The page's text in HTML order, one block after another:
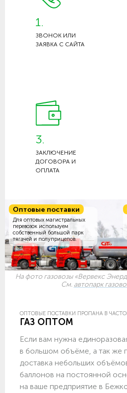
1.
ЗВОНОК ИЛИ
ЗАЯВКА С САЙТА
3.
ЗАКЛЮЧЕНИЕ
ДОГОВОРА И
ОПЛАТА
Оптовые поставки
Для оптовых магистральных
перевозок используем
собственный большой парк
тягачей и полуприцепов.
На фото газовозы «Вервекс
См. автопарк
ОПТОВЫЕ ПОСТАВКИ ПРОПАНА В
ГАЗ ОПТОМ
Если вам нужна
в большом объёме, а так же
доставка небольших
баллонов на постоянной
на ваше предприятие в